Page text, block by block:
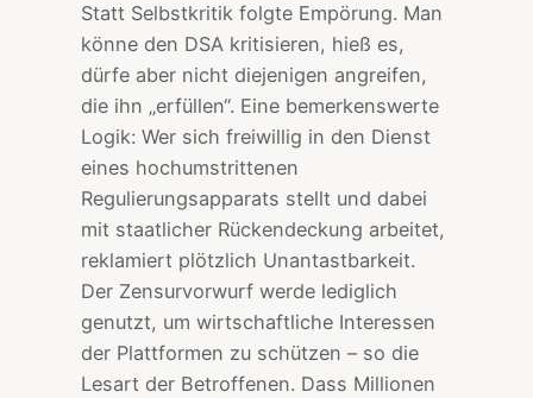
Statt Selbstkritik folgte Empörung. Man
könne den DSA kritisieren, hieß es,
dürfe aber nicht diejenigen angreifen,
die ihn „erfüllen“. Eine bemerkenswerte
Logik: Wer sich freiwillig in den Dienst
eines hochumstrittenen
Regulierungsapparats stellt und dabei
mit staatlicher Rückendeckung arbeitet,
reklamiert plötzlich Unantastbarkeit.
Der Zensurvorwurf werde lediglich
genutzt, um wirtschaftliche Interessen
der Plattformen zu schützen – so die
Lesart der Betroffenen. Dass Millionen